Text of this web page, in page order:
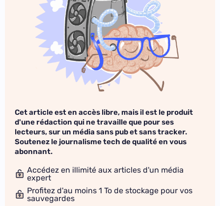
Cet article est en accès libre, mais il est le produit
d'une rédaction qui ne travaille que pour ses
lecteurs, sur un média sans pub et sans tracker.
Soutenez le journalisme tech de qualité en vous
abonnant.
Accédez en illimité aux articles d'un média
expert
Profitez d'au moins 1 To de stockage pour vos
sauvegardes